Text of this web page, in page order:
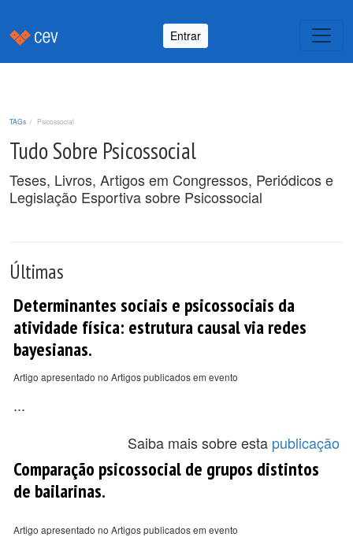
Entrar
TAGs Psicossocial
Tudo Sobre Psicossocial
Teses, Livros, Artigos em Congressos, Periódicos e
Legislação Esportiva sobre Psicossocial
Últimas
Determinantes sociais e psicossociais da
atividade física: estrutura causal via redes
bayesianas.
Artigo apresentado no Artigos publicados em evento
...
Saiba mais sobre esta publicação
Comparação psicossocial de grupos distintos
de bailarinas.
Artigo apresentado no Artigos publicados em evento